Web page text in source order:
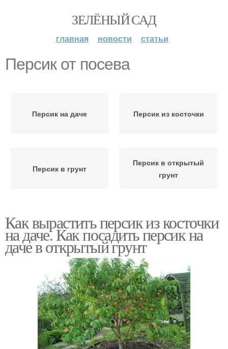
ЗЕЛЁНЫЙ САД
главная новости статьи
Персик от посева
Персик на даче Персик из косточки
Персик в грунт
Персик в открытый
грунт
Как вырастить персик из косточки
на даче. Как посадить персик на
даче в открытый грунт